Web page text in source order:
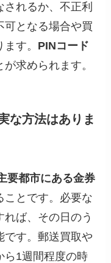
れるか、不正利
可となる場合や買
す。 PINコード
求められます。
な方法はありま
要都市にある金券
ことです。必要な
ば、その日のう
です。郵送買取や
ら1週間程度の時